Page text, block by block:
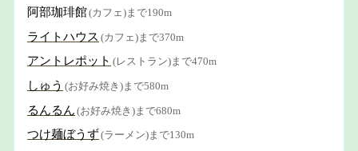
阿部珈琲館(カフェ)まで190m
ライトハウス (カフェ)まで370m
アントレポット (レストラン)まで470m
しゅう (お好み焼き)まで580m
るんるん (お好み焼き)まで680m
つけ麺ぼうず(ラーメン)まで130m